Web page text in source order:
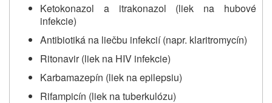
Ketokonazol a itrakonazol (liek na hubové
infekcie)
Antibiotiká na liečbu infekcií (napr. klaritromycín)
Ritonavir (liek na HIV infekcie)
Karbamazepín (liek na epilepsiu)
Rifampicín (liek na tuberkulózu)